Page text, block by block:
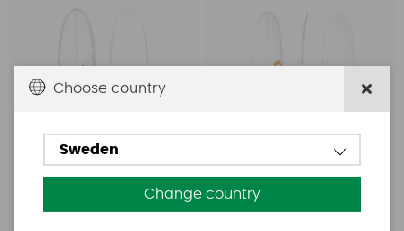
5999 SEK 6699 SEK
Choose country
Sweden
Change country